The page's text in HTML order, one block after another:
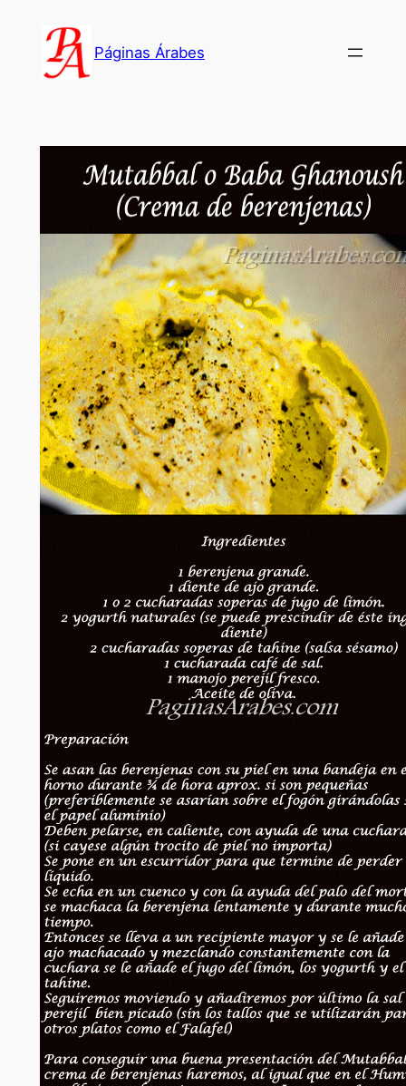
contenido
Páginas Árabes